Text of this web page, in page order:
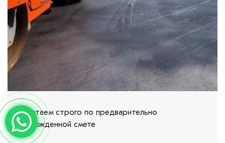
Никогда не выходим за